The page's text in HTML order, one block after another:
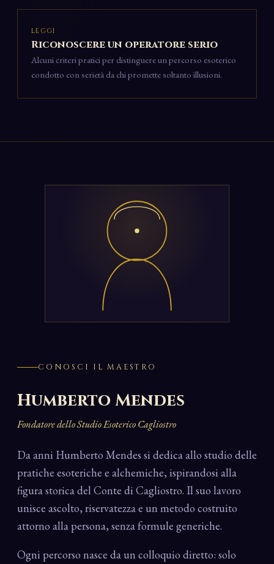
LEGGI
Riconoscere un operatore serio
Alcuni criteri pratici per distinguere un percorso esoterico
condotto con serietà da chi promette soltanto illusioni.
CONOSCI IL MAESTRO
Humberto Mendes
Fondatore dello Studio Esoterico Cagliostro
Da anni Humberto Mendes si dedica allo studio delle
pratiche esoteriche e alchemiche, ispirandosi alla
figura storica del Conte di Cagliostro. Il suo lavoro
unisce ascolto, riservatezza e un metodo costruito
attorno alla persona, senza formule generiche.
Ogni percorso nasce da un colloquio diretto: solo